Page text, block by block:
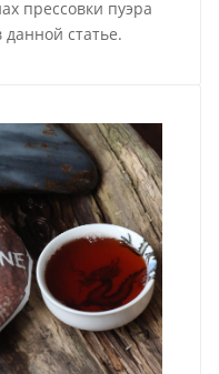
прессовки пуэра
статье.